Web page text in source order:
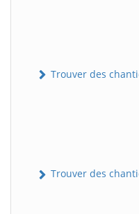
Trouver des
Trouver des